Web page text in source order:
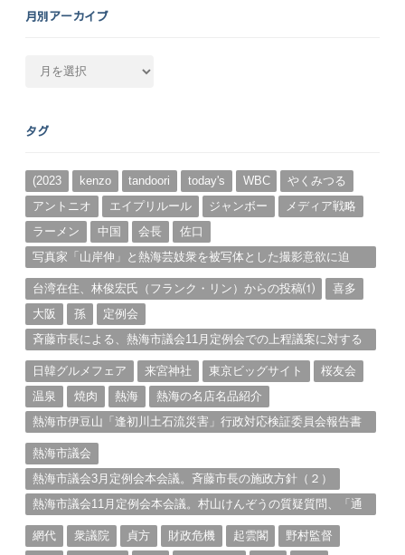
月別アーカイブ
カ
ブ
タグ
(2023 kenzo tandoori today's WBC
やくみつる
アントニオ
エイプリルール ジャンボー
メディア戦略
ラーメン
中国 会長
佐口
写真家「山岸伸」と熱海芸妓衆を被写体とした撮影意欲に迫
台湾在住、林俊宏氏（フランク・リン）からの投稿⑴
喜多
大阪
孫
定例会
斉藤市長による、熱海市議会11月定例会での上程議案に対する
日韓グルメフェア
来宮神社 東京ビッグサイト
桜友会
温泉
焼肉 熱海
熱海の名店名品紹介
熱海市伊豆山「逢初川土石流災害」行政対応検証委員会報告書
熱海市議会
熱海市議会3月定例会本会議。斉藤市長の施政方針（２）
熱海市議会11月定例会本会議。村山けんぞうの質疑質問、「通
網代
衆議院 貞方 財政危機 起雲閣
野村監督